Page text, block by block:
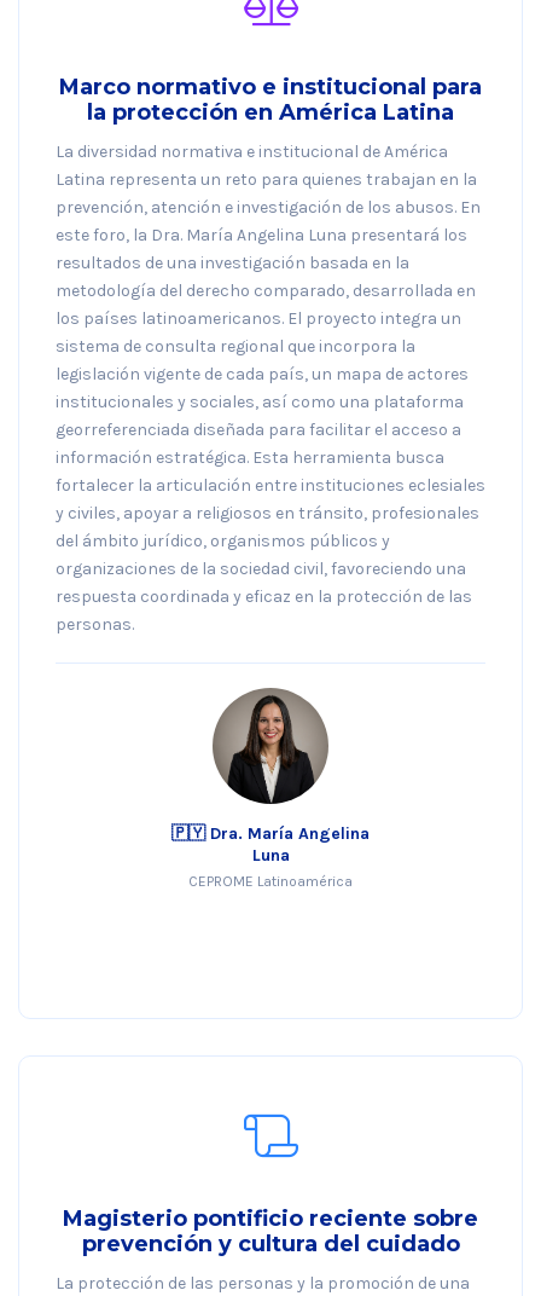
Marco normativo e institucional para
la protección en América Latina
La diversidad normativa e institucional de América
Latina representa un reto para quienes trabajan en la
prevención, atención e investigación de los abusos. En
este foro, la Dra. María Angelina Luna presentará los
resultados de una investigación basada en la
metodología del derecho comparado, desarrollada en
los países latinoamericanos. El proyecto integra un
sistema de consulta regional que incorpora la
legislación vigente de cada país, un mapa de actores
institucionales y sociales, así como una plataforma
georreferenciada diseñada para facilitar el acceso a
información estratégica. Esta herramienta busca
fortalecer la articulación entre instituciones eclesiales
y civiles, apoyar a religiosos en tránsito, profesionales
del ámbito jurídico, organismos públicos y
organizaciones de la sociedad civil, favoreciendo una
respuesta coordinada y eficaz en la protección de las
personas.
🇵🇾 Dra. María Angelina
Luna
CEPROME Latinoamérica
Magisterio pontificio reciente sobre
prevención y cultura del cuidado
La protección de las personas y la promoción de una